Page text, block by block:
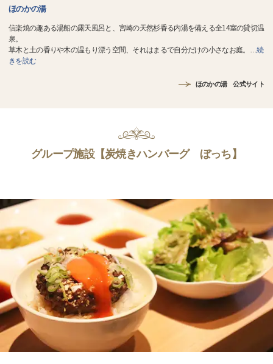
ほのかの湯
信楽焼の趣ある湯船の露天風呂と、宮崎の天然杉香る内湯を備える全14室の貸切温
泉。
草木と土の香りや木の温もり漂う空間、それはまるで自分だけの小さなお庭。
…続
きを読む
ほのかの湯 公式サイト
グループ施設【炭焼きハンバーグ ぼっち】